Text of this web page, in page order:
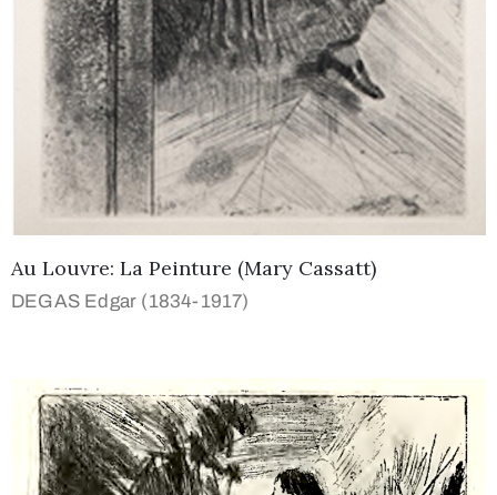
Au Louvre: La Peinture (Mary Cassatt)
DEGAS Edgar (1834-1917)